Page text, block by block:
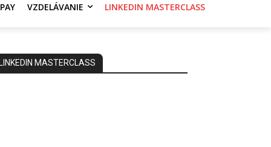
VZDELÁVANIE LINKEDIN MASTERCLASS
MASTERCLASS